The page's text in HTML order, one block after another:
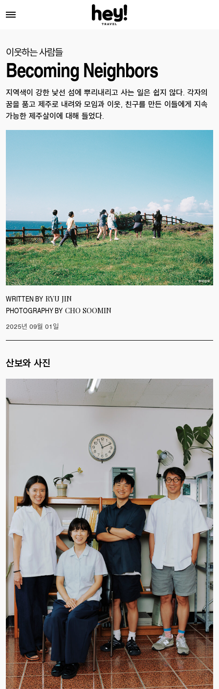
이웃하는 사람들
Becoming Neighbors
지역색이 강한 낯선 섬에 뿌리내리고 사는 일은 쉽지 않다. 각자의
꿈을 품고 제주로 내려와 모임과 이웃, 친구를 만든 이들에게 지속
가능한 제주살이에 대해 들었다.
WRITTEN BY RYU JIN
PHOTOGRAPHY BY CHO SOOMIN
2025년 09월 01일
산보와 사진